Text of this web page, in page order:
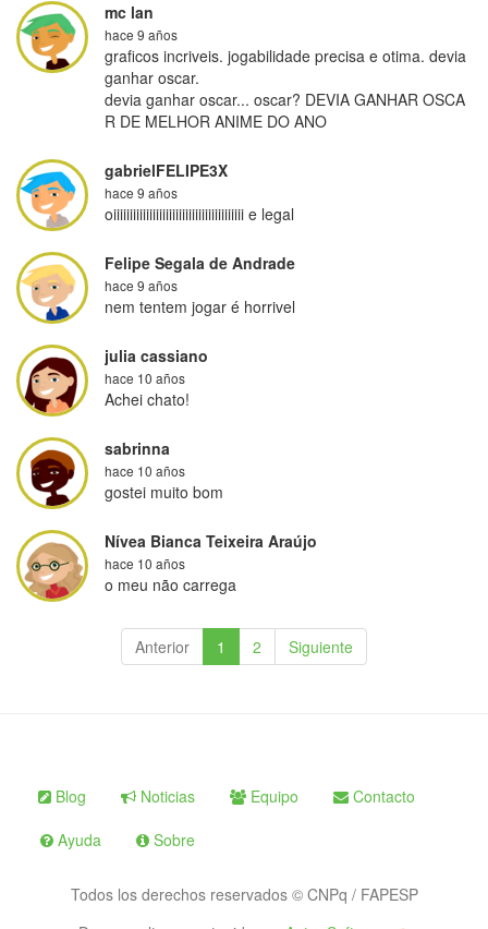
mc lan
hace 9 años
graficos incriveis. jogabilidade precisa e otima. devia
ganhar oscar.
devia ganhar oscar... oscar? DEVIA GANHAR OSCA
R DE MELHOR ANIME DO ANO
gabrielFELIPE3X
hace 9 años
oiiiiiiiiiiiiiiiiiiiiiiiiiiiiiiiiiiiiiiii e legal
Felipe Segala de Andrade
hace 9 años
nem tentem jogar é horrivel
julia cassiano
hace 10 años
Achei chato!
sabrinna
hace 10 años
gostei muito bom
Nívea Bianca Teixeira Araújo
hace 10 años
o meu não carrega
Anterior 1 2 Siguiente
Blog Noticias Equipo
Contacto
Ayuda
Sobre
Todos los derechos reservados © CNPq / FAPESP